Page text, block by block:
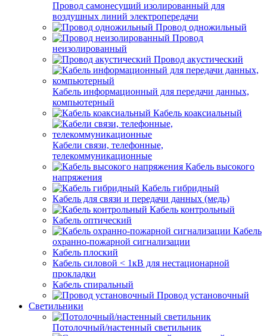
Провод самонесущий изолированный для
воздушных линий электропередачи
Провод одножильный
Провод
неизолированный
Провод акустический
Кабель информационный для передачи данных,
компьютерный
Кабель коаксиальный
Кабели связи, телефонные,
телекоммуникационные
Кабель высокого
напряжения
Кабель гибридный
Кабель для связи и передачи данных (медь)
Кабель контрольный
Кабель оптический
Кабель
охранно-пожарной сигнализации
Кабель плоский
Кабель силовой < 1кВ для нестационарной
прокладки
Кабель спиральный
Провод установочный
Светильники
Потолочный/настенный светильник